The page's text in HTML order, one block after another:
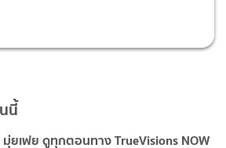
นี้
มุ่ยเฟย ดูทุกตอนทาง TrueVisions NOW